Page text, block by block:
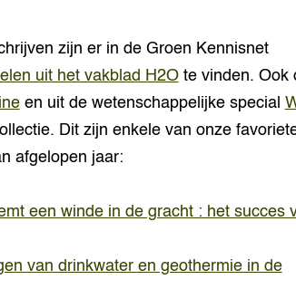
zijn er in de Groen Kennisnet
uit het vakblad H2Ote vinden. Ook
en uit de wetenschappelijke special
Dit zijn enkele van onze
afgelopen jaar:
een winde in de gracht : het succes
van drinkwater en geothermie in de